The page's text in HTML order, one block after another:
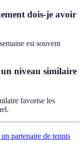
dois-je avoir
est souvent
niveau similaire
favorise les
partenaire de tennis